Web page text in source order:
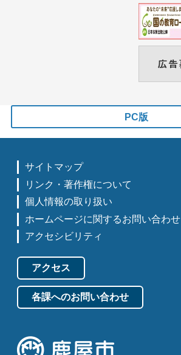
PC版
サイトマップ
リンク・著作権について
個人情報の取り扱い
ホームページに関するお問い合わせ
アクセシビリティ
アクセス
各課へのお問い合わせ